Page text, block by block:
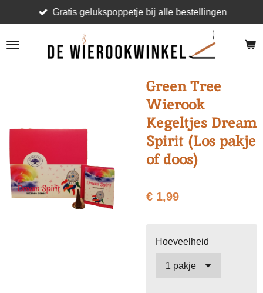
direct
naar
Gratis gelukspoppetje bij alle bestellingen
Green Tree
Wierook
Kegeltjes Dream
Spirit (Los pakje
of doos)
€ 1,99
Hoeveelheid